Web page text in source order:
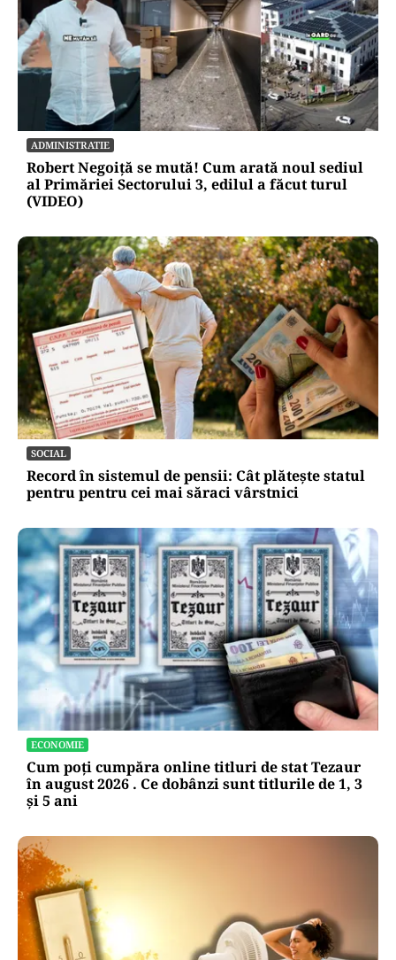
POLITICĂ
Condițiile lui Bolojan pentru viitorul premier.
PNL ridică șapte bariere în calea noului guvern
ADMINISTRATIE
Robert Negoiță se mută! Cum arată noul sediul
al Primăriei Sectorului 3, edilul a făcut turul
(VIDEO)
SOCIAL
Record în sistemul de pensii: Cât plătește statul
pentru pentru cei mai săraci vârstnici